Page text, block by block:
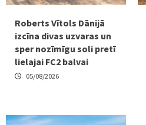
Roberts Vītols Dānijā
izcīna divas uzvaras un
sper nozīmīgu soli pretī
lielajai FC2 balvai
05/08/2026